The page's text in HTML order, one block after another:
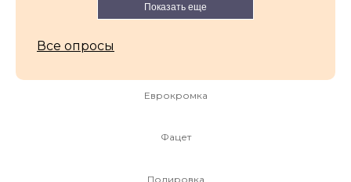
Показать еще
Все опросы
Еврокромка
Фацет
Полировка